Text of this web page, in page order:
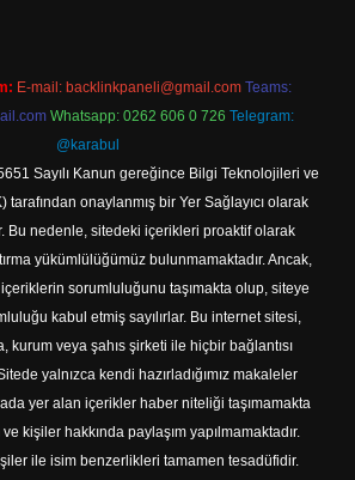
E-mail: backlinkpaneli@gmail.com Teams:
Whatsapp: 0262 606 0 726 Telegram:
@karabul
Sayılı Kanun gereğince Bilgi Teknolojileri ve
tarafından onaylanmış bir Yer Sağlayıcı olarak
Bu nedenle, sitedeki içerikleri proaktif olarak
yükümlülüğümüz bulunmamaktadır. Ancak,
sorumluluğunu taşımakta olup, siteye
kabul etmiş sayılırlar. Bu internet sitesi,
kurum veya şahıs şirketi ile hiçbir bağlantısı
yalnızca kendi hazırladığımız makaleler
yer alan içerikler haber niteliği taşımamakta
kişiler hakkında paylaşım yapılmamaktadır.
ile isim benzerlikleri tamamen tesadüfidir.